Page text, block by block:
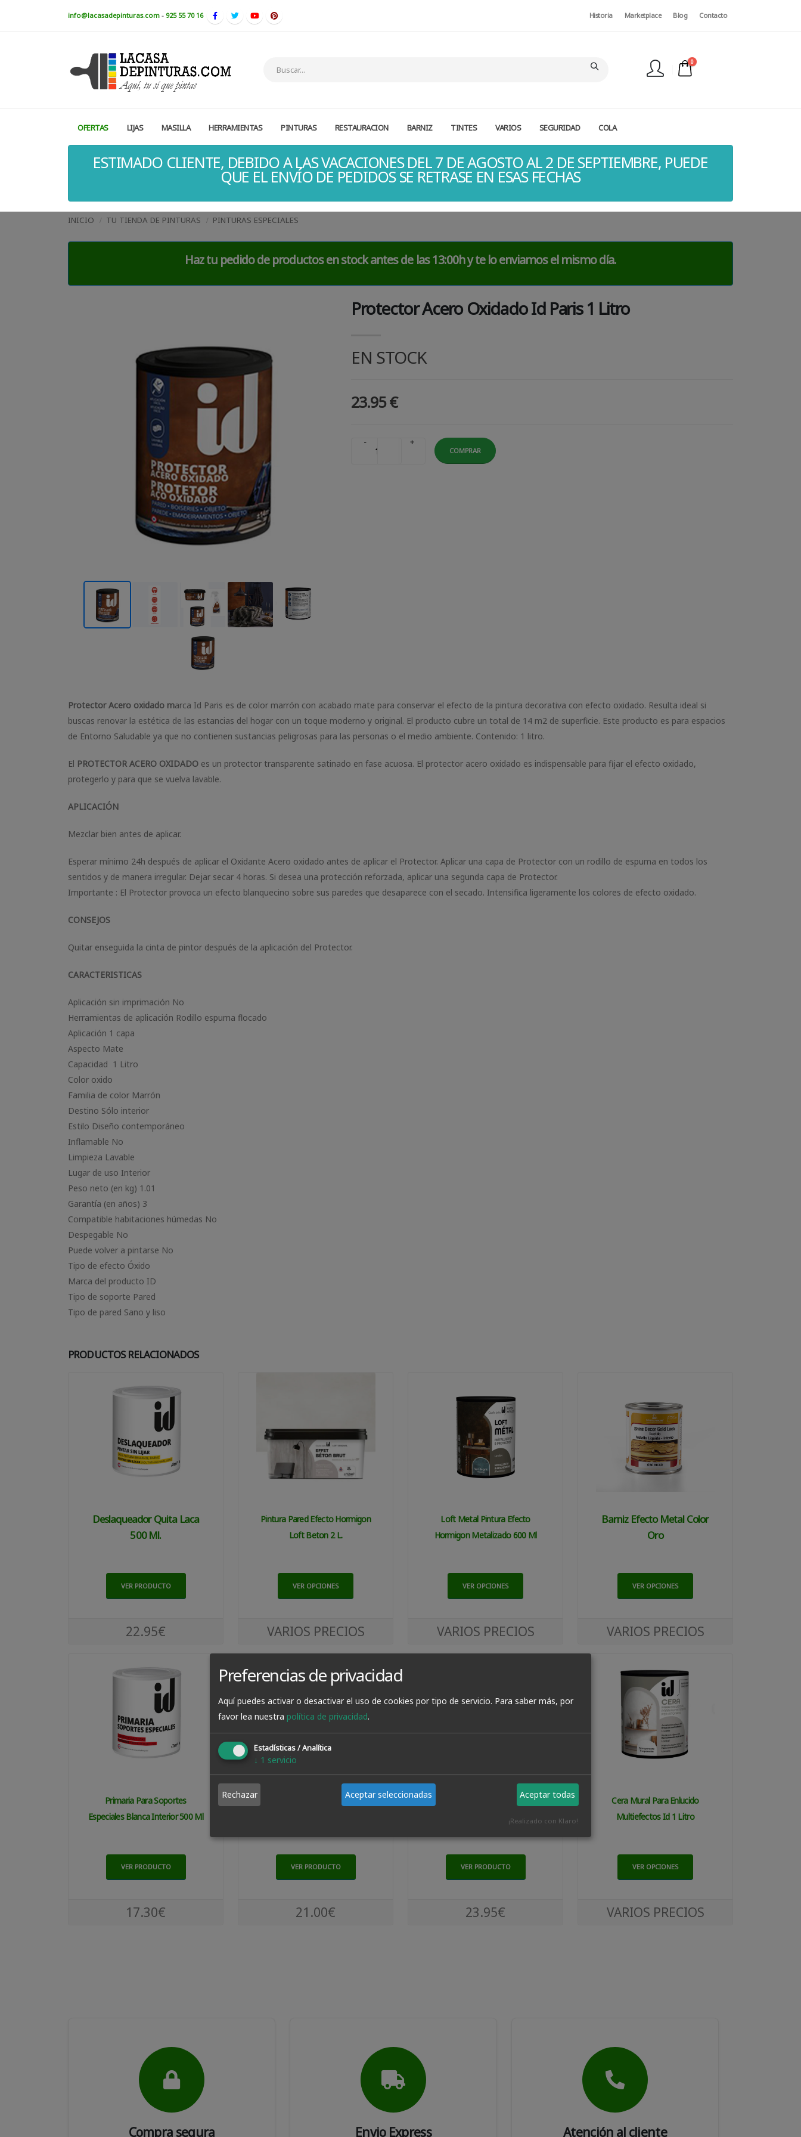
info@lacasadepinturas.com - 925 55 70 16 Historia Marketplace Blog Contacto
0
OFERTAS LIJAS MASILLA HERRAMIENTAS PINTURAS RESTAURACION BARNIZ TINTES VARIOS SEGURIDAD COLA
ESTIMADO CLIENTE, DEBIDO A LAS VACACIONES DEL 7 DE AGOSTO AL 2 DE SEPTIEMBRE, PUEDE
QUE EL ENVÍO DE PEDIDOS SE RETRASE EN ESAS FECHAS
INICIO TU TIENDA DE PINTURAS PINTURAS ESPECIALES
Haz tu pedido de productos en stock antes de las 13:00h y te lo enviamos el mismo día.
Protector Acero Oxidado Id Paris 1 Litro
EN STOCK
23.95 €
- +
COMPRAR
Protector Acero oxidado marca Id Paris es de color marrón con acabado mate para conservar el efecto de la pintura decorativa con efecto oxidado. Resulta ideal si
buscas renovar la estética de las estancias del hogar con un toque moderno y original. El producto cubre un total de 14 m2 de superficie. Este producto es para espacios
de Entorno Saludable ya que no contienen sustancias peligrosas para las personas o el medio ambiente. Contenido: 1 litro.
El PROTECTOR ACERO OXIDADO es un protector transparente satinado en fase acuosa. El protector acero oxidado es indispensable para fijar el efecto oxidado,
protegerlo y para que se vuelva lavable.
APLICACIÓN
Mezclar bien antes de aplicar.
Esperar mínimo 24h después de aplicar el Oxidante Acero oxidado antes de aplicar el Protector. Aplicar una capa de Protector con un rodillo de espuma en todos los
sentidos y de manera irregular. Dejar secar 4 horas. Si desea una protección reforzada, aplicar una segunda capa de Protector.
Importante : El Protector provoca un efecto blanquecino sobre sus paredes que desaparece con el secado. Intensifica ligeramente los colores de efecto oxidado.
CONSEJOS
Quitar enseguida la cinta de pintor después de la aplicación del Protector.
CARACTERISTICAS
Aplicación sin imprimación No
Herramientas de aplicación Rodillo espuma flocado
Aplicación 1 capa
Aspecto Mate
Capacidad 1 Litro
Color oxido
Familia de color Marrón
Destino Sólo interior
Estilo Diseño contemporáneo
Inflamable No
Limpieza Lavable
Lugar de uso Interior
Peso neto (en kg) 1.01
Garantía (en años) 3
Compatible habitaciones húmedas No
Despegable No
Puede volver a pintarse No
Tipo de efecto Óxido
Marca del producto ID
Tipo de soporte Pared
Tipo de pared Sano y liso
PRODUCTOS RELACIONADOS
Deslaqueador Quita Laca
500 Ml.
VER PRODUCTO
22.95€
Pintura Pared Efecto Hormigon
Loft Beton 2 L.
VER OPCIONES
VARIOS PRECIOS
Loft Metal Pintura Efecto
Hormigon Metalizado 600 Ml
VER OPCIONES
VARIOS PRECIOS
Barniz Efecto Metal Color
Oro
VER OPCIONES
VARIOS PRECIOS
Primaria Para Soportes
Especiales Blanca Interior 500 Ml
VER PRODUCTO
17.30€
Spray Acero Efecto Oxidado Id
VER PRODUCTO
21.00€
Protector Acero Oxidado Id
VER PRODUCTO
23.95€
Cera Mural Para Enlucido
Multiefectos Id 1 Litro
VER OPCIONES
VARIOS PRECIOS
Compra segura Envio Express Atención al cliente
Preferencias de privacidad
Aquí puedes activar o desactivar el uso de cookies por tipo de servicio. Para saber más, por
favor lea nuestra política de privacidad.
Estadísticas / Analítica
↓ 1 servicio
Rechazar Aceptar seleccionadas Aceptar todas
¡Realizado con Klaro!